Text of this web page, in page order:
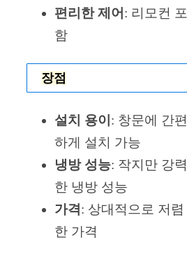
편리한 제어 : 리모컨 포
함
장점
설치 용이 : 창문에 간편
하게 설치 가능
냉방 성능: 작지만 강력
한 냉방 성능
가격 : 상대적으로 저렴
한 가격